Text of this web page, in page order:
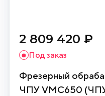
2 809 420 ₽
Под заказ
Фрезерный
ЧПУ VMC650